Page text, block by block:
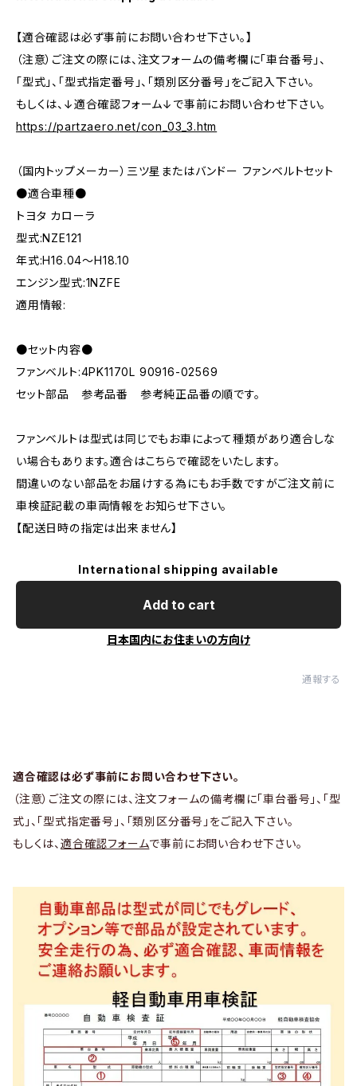
【適合確認は必ず事前にお問い合わせ下さい。】
（注意）ご注文の際には、注文フォームの備考欄に「車台番号」、
「型式」、「型式指定番号」、「類別区分番号」をご記入下さい。
もしくは、↓適合確認フォーム↓で事前にお問い合わせ下さい。
https://partzaero.net/con_03_3.htm
（国内トップメーカー）三ツ星またはバンドー ファンベルトセット
●適合車種●
トヨタ カローラ
型式:NZE121
年式:H16.04～H18.10
エンジン型式:1NZFE
適用情報:
●セット内容●
ファンベルト:4PK1170L 90916-02569
セット部品 参考品番 参考純正品番の順です。
ファンベルトは型式は同じでもお車によって種類があり適合しな
い場合もあります。適合はこちらで確認をいたします。
間違いのない部品をお届けする為にもお手数ですがご注文前に
車検証記載の車両情報をお知らせ下さい。
【配送日時の指定は出来ません】
International shipping available
Add to cart
日本国内にお住まいの方向け
通報する
適合確認は必ず事前にお問い合わせ下さい。
（注意）ご注文の際には、注文フォームの備考欄に「車台番号」、「型
式」、「型式指定番号」、「類別区分番号」をご記入下さい。
もしくは、 適合確認フォームで事前にお問い合わせ下さい。